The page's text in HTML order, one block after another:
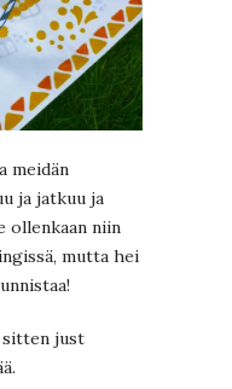
meidän
ja jatkuu ja
ollenkaan niin
mutta hei
sitten just